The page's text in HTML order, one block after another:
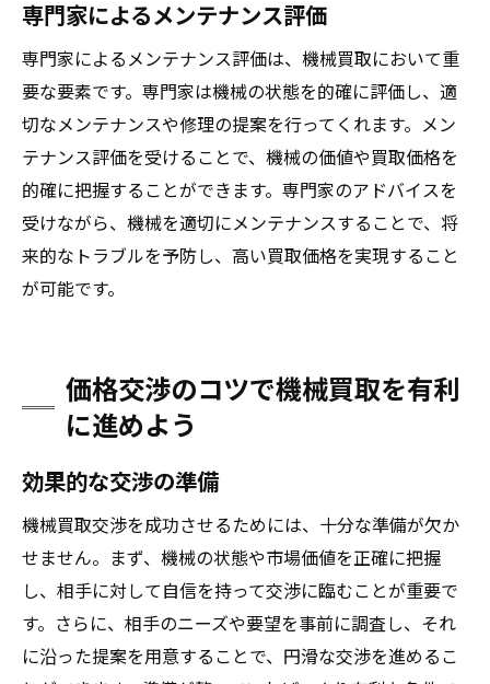
専門家によるメンテナンス評価
専門家によるメンテナンス評価は、機械買取において重
要な要素です。専門家は機械の状態を的確に評価し、適
切なメンテナンスや修理の提案を行ってくれます。メン
テナンス評価を受けることで、機械の価値や買取価格を
的確に把握することができます。専門家のアドバイスを
受けながら、機械を適切にメンテナンスすることで、将
来的なトラブルを予防し、高い買取価格を実現すること
が可能です。
価格交渉のコツで機械買取を有利
に進めよう
効果的な交渉の準備
機械買取交渉を成功させるためには、十分な準備が欠か
せません。まず、機械の状態や市場価値を正確に把握
し、相手に対して自信を持って交渉に臨むことが重要で
す。さらに、相手のニーズや要望を事前に調査し、それ
に沿った提案を用意することで、円滑な交渉を進めるこ